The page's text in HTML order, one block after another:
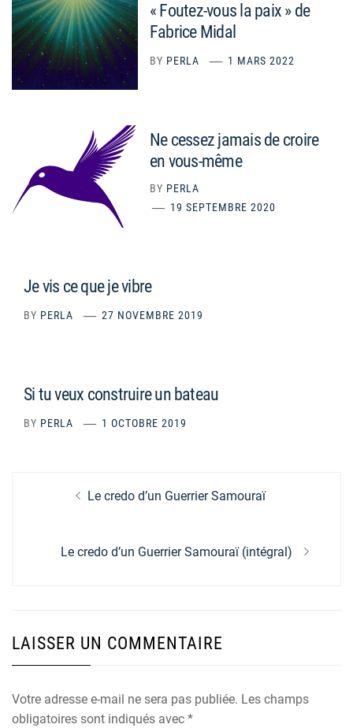
« Foutez-vous la paix » de
Fabrice Midal
BY PERLA 1 MARS 2022
Ne cessez jamais de croire
en vous-même
BY PERLA
19 SEPTEMBRE 2020
Je vis ce que je vibre
BY PERLA 27 NOVEMBRE 2019
Si tu veux construire un bateau
BY PERLA 1 OCTOBRE 2019
NavigationPrevious
Le credo d’un Guerrier Samouraï
Next
Le credo d’un Guerrier Samouraï (intégral)
LAISSER UN COMMENTAIRE
Votre adresse e-mail ne sera pas publiée. Les champs
obligatoires sont indiqués avec *